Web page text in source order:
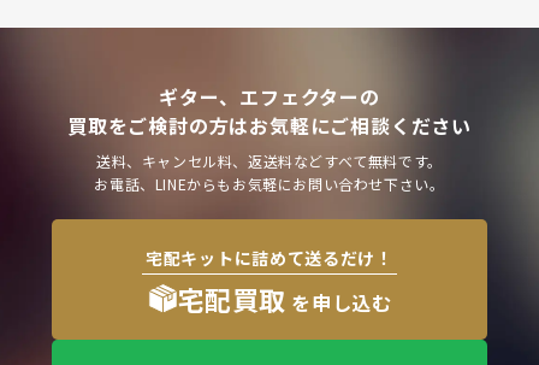
ギター、エフェクターの
買取をご検討の方はお気軽にご相談ください
送料、キャンセル料、返送料などすべて無料です。
お電話、LINEからもお気軽にお問い合わせ下さい。
宅配キットに詰めて送るだけ！
宅配買取 を申し込む